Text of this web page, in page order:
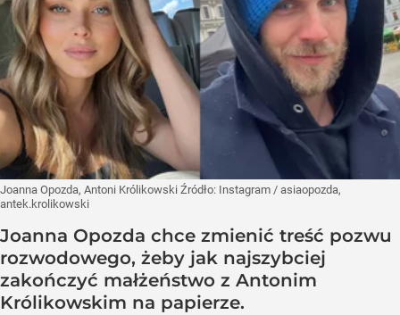
Joanna Opozda, Antoni Królikowski Źródło: Instagram / asiaopozda,
antek.krolikowski
Joanna Opozda chce zmienić treść pozwu
rozwodowego, żeby jak najszybciej
zakończyć małżeństwo z Antonim
Królikowskim na papierze.